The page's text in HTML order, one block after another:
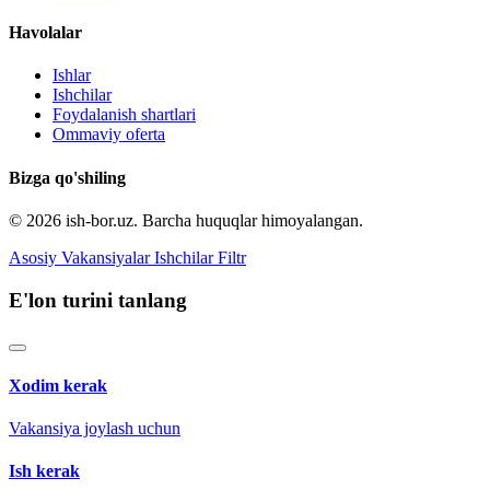
Havolalar
Ishlar
Ishchilar
Foydalanish shartlari
Ommaviy oferta
Bizga qo'shiling
© 2026 ish-bor.uz. Barcha huquqlar himoyalangan.
Asosiy Vakansiyalar Ishchilar Filtr
E'lon turini tanlang
Xodim kerak
Vakansiya joylash uchun
Ish kerak